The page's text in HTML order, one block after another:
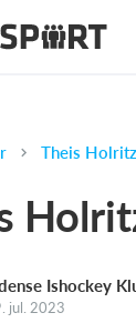
Theis
Ishockey
jul. 2023